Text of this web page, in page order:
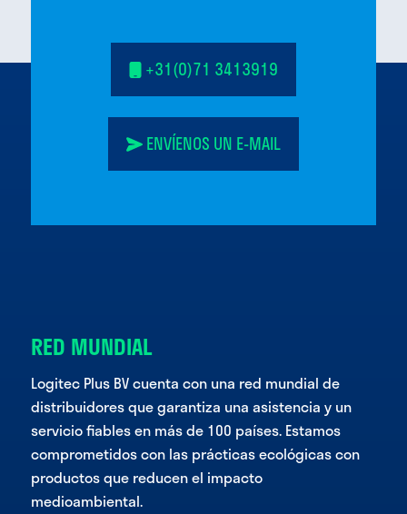
+31(0)71 3413919
ENVÍENOS UN E-MAIL
RED MUNDIAL
Logitec Plus BV cuenta con una red mundial de
distribuidores que garantiza una asistencia y un
servicio fiables en más de 100 países. Estamos
comprometidos con las prácticas ecológicas con
productos que reducen el impacto
medioambiental.